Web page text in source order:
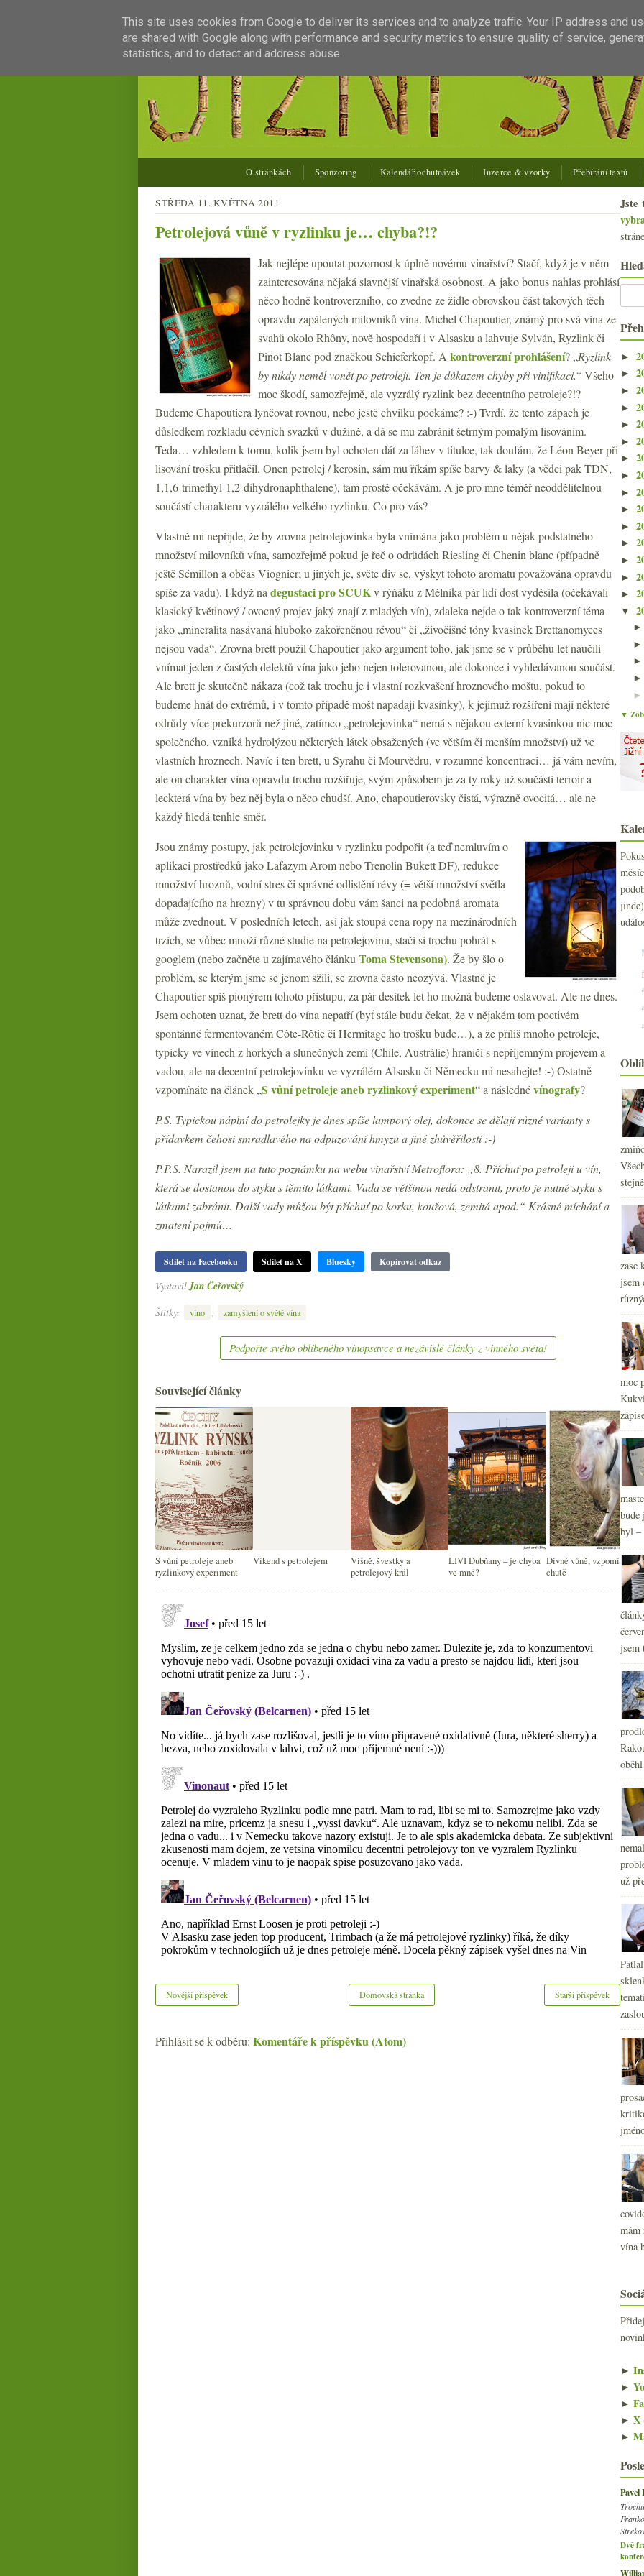
O stránkách Sponzoring Kalendář ochutnávek Inzerce & vzorky Přebírání textů
STŘEDA 11. KVĚTNA 2011
Petrolejová vůně v ryzlinku je… chyba?!?
Jak nejlépe upoutat pozornost k úplně novému vinařství? Stačí, když je v něm
zainteresována nějaká slavnější vinařská osobnost. A jako bonus nahlas prohlásí
něco hodně kontroverzního, co zvedne ze židle obrovskou část takových těch
opravdu zapálených milovníků vína. Michel Chapoutier, známý pro svá vína ze
svahů okolo Rhôny, nově hospodaří i v Alsasku a lahvuje Sylván, Ryzlink či
Pinot Blanc pod značkou Schieferkopf. A kontroverzní prohlášení? „Ryzlink
by nikdy neměl vonět po petroleji. Ten je důkazem chyby při vinifikaci.“ Všeho
moc škodí, samozřejmě, ale vyzrálý ryzlink bez decentního petroleje?!?
Budeme Chapoutiera lynčovat rovnou, nebo ještě chvilku počkáme? :-) Tvrdí, že tento zápach je
důsledkem rozkladu cévních svazků v dužině, a dá se mu zabránit šetrným pomalým lisováním.
Teda… vzhledem k tomu, kolik jsem byl ochoten dát za láhev v titulce, tak doufám, že Léon Beyer při
lisování trošku přitlačil. Onen petrolej / kerosin, sám mu říkám spíše barvy & laky (a vědci pak TDN,
1,1,6-trimethyl-1,2-dihydronaphthalene), tam prostě očekávám. A je pro mne téměř neoddělitelnou
součástí charakteru vyzrálého velkého ryzlinku. Co pro vás?
Vlastně mi nepřijde, že by zrovna petrolejovinka byla vnímána jako problém u nějak podstatného
množství milovníků vína, samozřejmě pokud je řeč o odrůdách Riesling či Chenin blanc (případně
ještě Sémillon a občas Viognier; u jiných je, světe div se, výskyt tohoto aromatu považována opravdu
spíše za vadu). I když na degustaci pro SCUKv rýňáku z Mělníka pár lidí dost vyděsila (očekávali
klasický květinový / ovocný projev jaký znají z mladých vín), zdaleka nejde o tak kontroverzní téma
jako „mineralita nasávaná hluboko zakořeněnou révou“ či „živočišné tóny kvasinek Brettanomyces
nejsou vada“. Zrovna brett použil Chapoutier jako argument toho, jak jsme se v průběhu let naučili
vnímat jeden z častých defektů vína jako jeho nejen tolerovanou, ale dokonce i vyhledávanou součást.
Ale brett je skutečně nákaza (což tak trochu je i vlastní rozkvašení hroznového moštu, pokud to
budeme hnát do extrémů, i v tomto případě mošt napadají kvasinky), k jejímuž rozšíření mají některé
odrůdy více prekurzorů než jiné, zatímco „petrolejovinka“ nemá s nějakou externí kvasinkou nic moc
společného, vzniká hydrolýzou některých látek obsažených (ve větším či menším množství) už ve
vlastních hroznech. Navíc i ten brett, u Syrahu či Mourvèdru, v rozumné koncentraci… já vám nevím,
ale on charakter vína opravdu trochu rozšiřuje, svým způsobem je za ty roky už součástí terroir a
leckterá vína by bez něj byla o něco chudší. Ano, chapoutierovsky čistá, výrazně ovocitá… ale ne
každý hledá tenhle směr.
Jsou známy postupy, jak petrolejovinku v ryzlinku podpořit (a teď nemluvím o
aplikaci prostředků jako Lafazym Arom nebo Trenolin Bukett DF), redukce
množství hroznů, vodní stres či správné odlistění révy (= větší množství světla
dopadajícího na hrozny) v tu správnou dobu vám šanci na podobná aromata
může zvednout. V posledních letech, asi jak stoupá cena ropy na mezinárodních
trzích, se vůbec množí různé studie na petrolejovinu, stačí si trochu pohrát s
googlem (nebo začněte u zajímavého článku Toma Stevensona). Že by šlo o
problém, se kterým jsme se jenom sžili, se zrovna často neozývá. Vlastně je
Chapoutier spíš pionýrem tohoto přístupu, za pár desítek let ho možná budeme oslavovat. Ale ne dnes.
Jsem ochoten uznat, že brett do vína nepatří (byť stále budu čekat, že v nějakém tom poctivém
spontánně fermentovaném Côte-Rôtie či Hermitage ho trošku bude…), a že příliš mnoho petroleje,
typicky ve vínech z horkých a slunečných zemí (Chile, Austrálie) hraničí s nepříjemným projevem a
vadou, ale na decentní petrolejovinku ve vyzrálém Alsasku či Německu mi nesahejte! :-) Ostatně
vzpomínáte na článek „S vůní petroleje aneb ryzlinkový experiment“ a následnévínografy?
P.S. Typickou náplní do petrolejky je dnes spíše lampový olej, dokonce se dělají různé varianty s
přídavkem čehosi smradlavého na odpuzování hmyzu a jiné zhůvěřilosti :-)
P.P.S. Narazil jsem na tuto poznámku na webu vinařství Metroflora: „8. Příchuť po petroleji u vín,
která se dostanou do styku s těmito látkami. Vada se většinou nedá odstranit, proto je nutné styku s
látkami zabránit. Další vady můžou být příchuť po korku, kouřová, zemitá apod.“ Krásné míchání a
zmatení pojmů…
Sdílet na Facebooku Sdílet na X Bluesky Kopírovat odkaz
VystavilJan Čeřovský
Štítky:
víno zamyšlení o světě vína
Podpořte svého oblíbeného vínopsavce a nezávislé články z vinného světa!
Související články
S vůní petroleje aneb
ryzlinkový experiment
Víkend s petrolejem
Višně, švestky a
petrolejový král
LIVI Dubňany – je chyba
ve mně?
Divné vůně, vzpomínkové
chutě
Novější příspěvek Starší příspěvek
Domovská stránka
Přihlásit se k odběru: Komentáře k příspěvku (Atom)
Jste
►
►
►
►
►
►
►
►
►
►
►
►
►
►
►
▼
►
►
►
►
▼
zase
jsem
moc
bude
byl –
jsem
už
mám
vína
►
►
►
► X
►
Pavel
Dvě
This site uses cookies from Google to deliver its services and to analyze traffic. Your IP address and
are shared with Google along with performance and security metrics to ensure quality of service,
statistics, and to detect and address abuse.